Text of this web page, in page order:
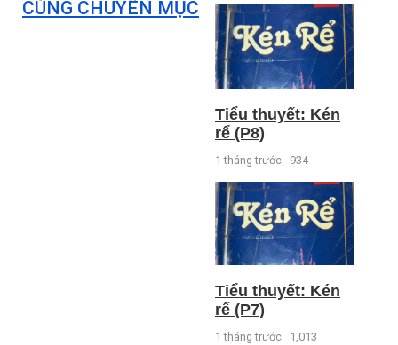
CÙNG CHUYÊN MỤC
Tiểu thuyết: Kén
rể (P8)
1 tháng trước 934
Tiểu thuyết: Kén
rể (P7)
1 tháng trước 1,013